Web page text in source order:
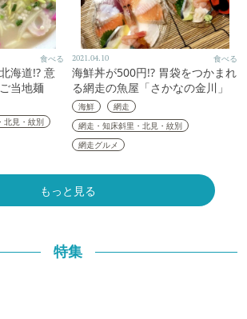
食べる
海道!? 意
当地麺
北見・紋別
2021.04.10 食べる
海鮮丼が500円!? 胃袋をつかまれ
る網走の魚屋「さかなの金川」
海鮮
網走
網走・知床斜里・北見・紋別
網走グルメ
もっと見る
特集